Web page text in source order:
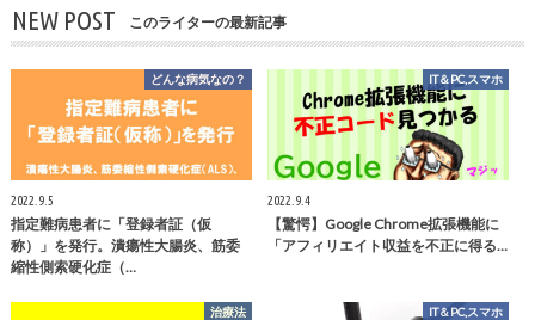
NEW POST このライターの最新記事
どんな病気なの？
2022.9.5
指定難病患者に「登録者証（仮
称）」を発行。潰瘍性大腸炎、筋委
縮性側索硬化症（…
IT＆PC,スマホ
2022.9.4
【驚愕】Google Chrome拡張機能に
「アフィリエイト収益を不正に得る…
治療法 IT＆PC,スマホ